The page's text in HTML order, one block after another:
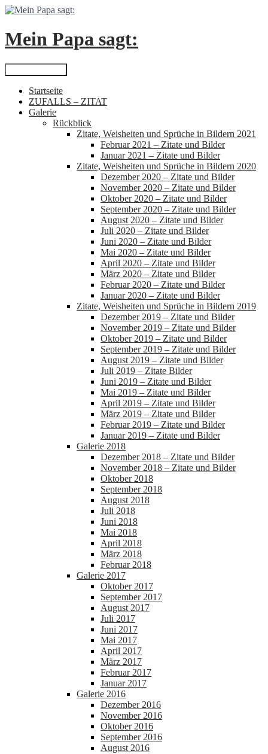
Zum
springen
Mein Papa sagt:
Suchen
Startseite
ZUFALLS – ZITAT
Galerie
Rückblick
Zitate, Weisheiten und Sprüche in Bildern 2021
Februar 2021 – Zitate und Bilder
Januar 2021 – Zitate und Bilder
Zitate, Weisheiten und Sprüche in Bildern 2020
Dezember 2020 – Zitate und Bilder
November 2020 – Zitate und Bilder
Oktober 2020 – Zitate und Bilder
September 2020 – Zitate und Bilder
August 2020 – Zitate und Bilder
Juli 2020 – Zitate und Bilder
Juni 2020 – Zitate und Bilder
Mai 2020 – Zitate und Bilder
April 2020 – Zitate und Bilder
März 2020 – Zitate und Bilder
Februar 2020 – Zitate und Bilder
Januar 2020 – Zitate und Bilder
Zitate, Weisheiten und Sprüche in Bildern 2019
Dezember 2019 – Zitate und Bilder
November 2019 – Zitate und Bilder
Oktober 2019 – Zitate und Bilder
September 2019 – Zitate und Bilder
August 2019 – Zitate und Bilder
Juli 2019 – Zitate Bilder
Juni 2019 – Zitate und Bilder
Mai 2019 – Zitate und Bilder
April 2019 – Zitate und Bilder
März 2019 – Zitate und Bilder
Februar 2019 – Zitate und Bilder
Januar 2019 – Zitate und Bilder
Galerie 2018
Dezember 2018 – Zitate und Bilder
November 2018 – Zitate und Bilder
Oktober 2018
September 2018
August 2018
Juli 2018
Juni 2018
Mai 2018
April 2018
März 2018
Februar 2018
Galerie 2017
Oktober 2017
September 2017
August 2017
Juli 2017
Juni 2017
Mai 2017
April 2017
März 2017
Februar 2017
Januar 2017
Galerie 2016
Dezember 2016
November 2016
Oktober 2016
September 2016
August 2016